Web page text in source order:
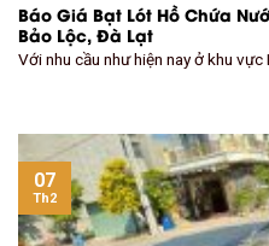
Báo Giá Bạt Lót Hồ Chứa
Bảo Lộc, Đà Lạt
Với nhu cầu như hiện nay ở khu
07
Th2